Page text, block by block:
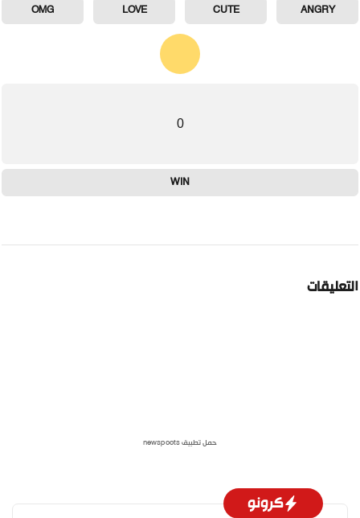
ANGRY
CUTE
LOVE
OMG
0
WIN
حمل تطبيق newspoots
كرونو